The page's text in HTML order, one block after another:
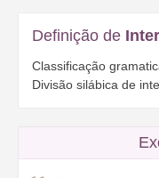
Definição de
Classificação
Divisão silábica de